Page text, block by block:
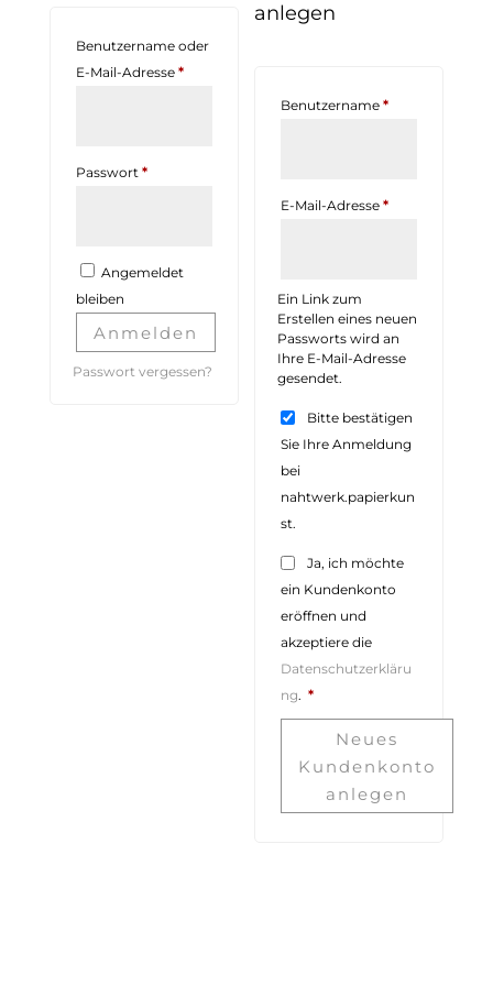
Benutzername oder
E-Mail-Adresse *Erforderlich
Passwort *Erforderlich
Angemeldet
bleiben
Anmelden
Passwort vergessen?
anlegen
Benutzername*Erforderlich
E-Mail-Adresse*Erforderlich
Ein Link zum
Erstellen eines neuen
Passworts wird an
Ihre E-Mail-Adresse
gesendet.
Bitte bestätigen
Sie Ihre Anmeldung
bei
nahtwerk.papierkun
st.
Ja, ich möchte
ein Kundenkonto
eröffnen und
akzeptiere die
Datenschutzerkläru
ng. *Erforderlich
Neues
Kundenkonto
anlegen